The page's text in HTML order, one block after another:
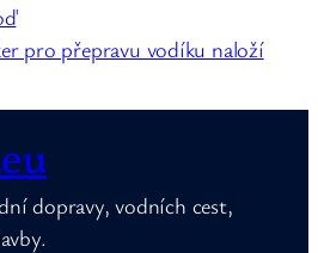
pro přepravu vodíku naloží
dopravy, vodních cest,